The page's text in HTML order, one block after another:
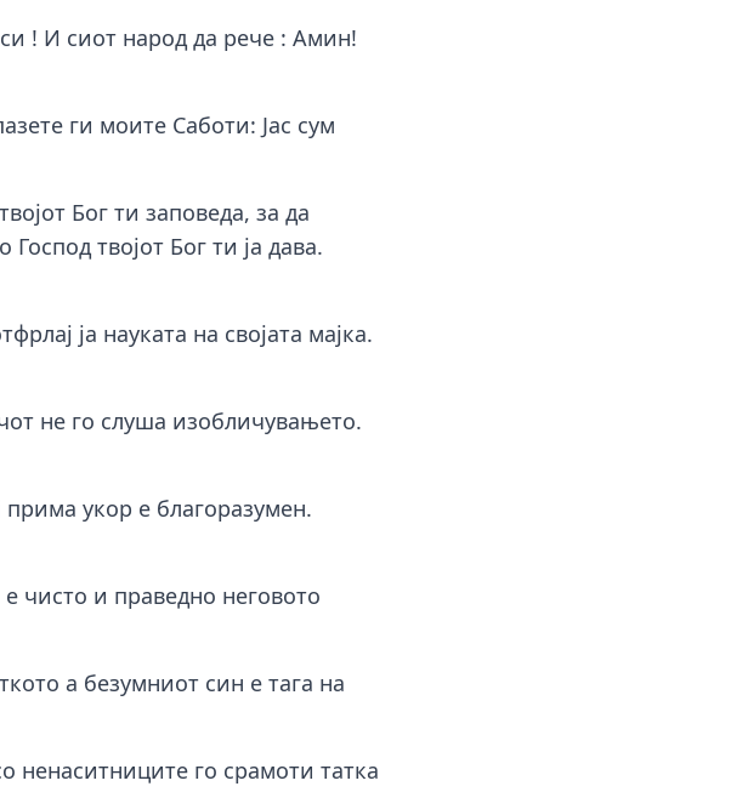
! И сиот народ да рече : Амин!
ги моите Саботи: Јас сум
Бог ти заповеда, за да
твојот Бог ти ја дава.
ја науката на својата мајка.
не го слуша изобличувањето.
прима укор е благоразумен.
чисто и праведно неговото
а безумниот син е тага на
ненаситниците го срамоти татка